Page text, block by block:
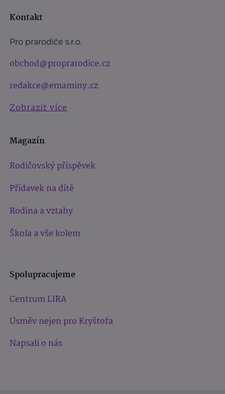
Kontakt
Pro prarodiče s.r.o.
obchod@proprarodice.cz
redakce@emaminy.cz
Zobrazit více
Magazín
Rodičovský příspěvek
Přídavek na dítě
Rodina a vztahy
Škola a vše kolem
Spolupracujeme
Centrum LIRA
Úsměv nejen pro Kryštofa
Napsali o nás